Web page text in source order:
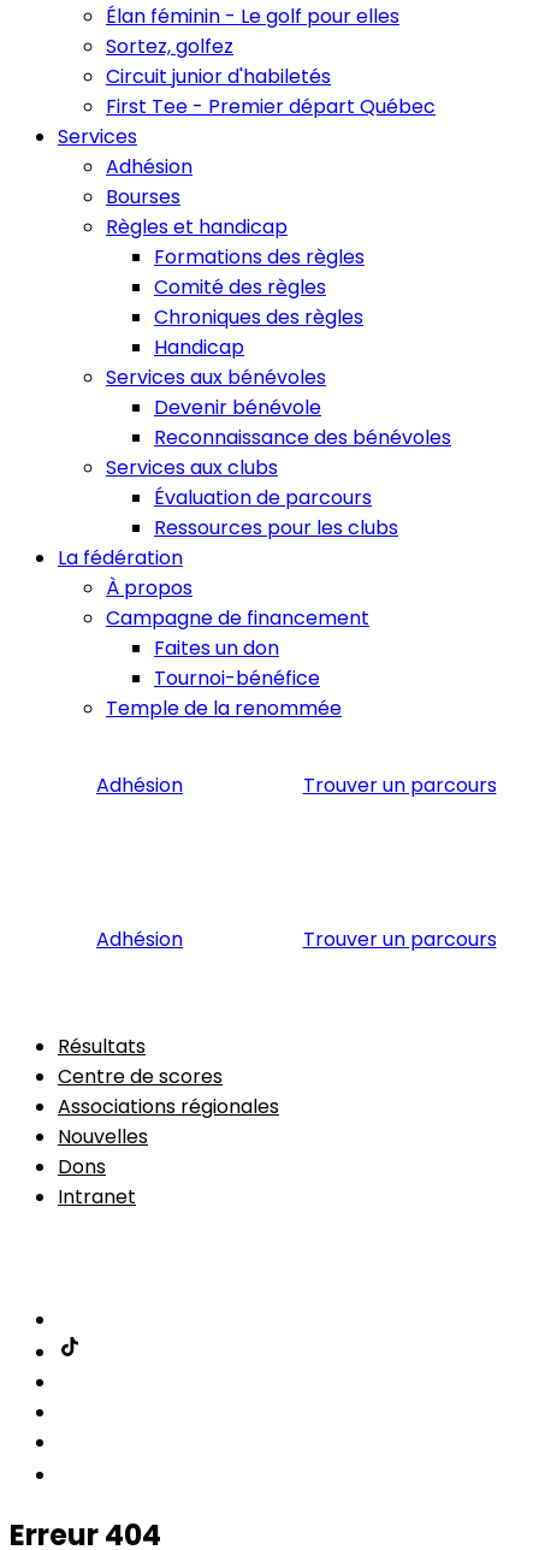
Élan féminin - Le golf pour elles
Sortez, golfez
Circuit junior d'habiletés
First Tee - Premier départ Québec
Services
Adhésion
Bourses
Règles et handicap
Formations des règles
Comité des règles
Chroniques des règles
Handicap
Services aux bénévoles
Devenir bénévole
Reconnaissance des bénévoles
Services aux clubs
Évaluation de parcours
Ressources pour les clubs
La fédération
À propos
Campagne de financement
Faites un don
Tournoi-bénéfice
Temple de la renommée
Adhésion Trouver un parcours
Adhésion Trouver un parcours
Résultats
Centre de scores
Associations régionales
Nouvelles
Dons
Intranet
Erreur 404